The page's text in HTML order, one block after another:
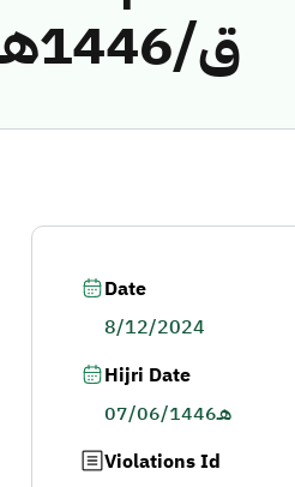
ق/1446هـ) لمخالفة (شركة الفارعة العربية للمقاولات)
Date
8/12/2024
Hijri Date
07/06/1446هـ
Violations Id